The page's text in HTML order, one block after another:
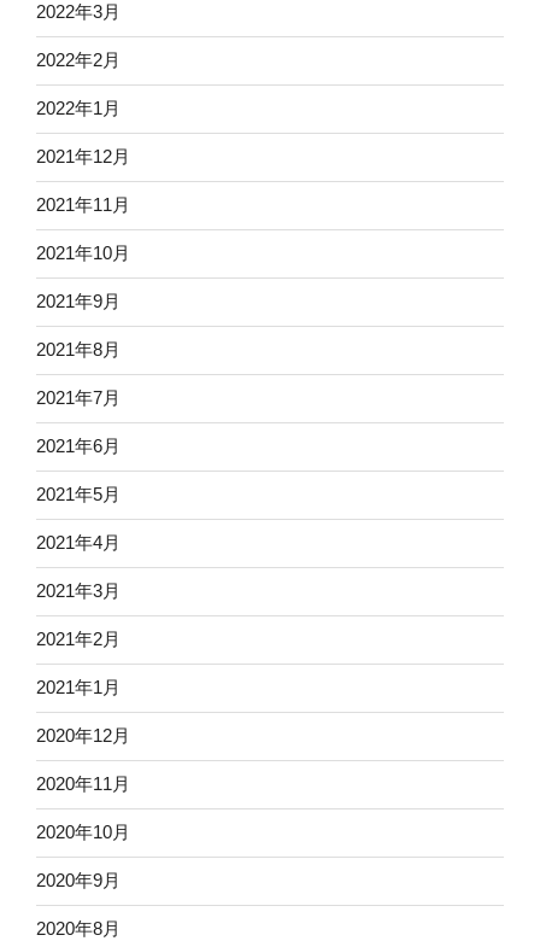
2022年3月
2022年2月
2022年1月
2021年12月
2021年11月
2021年10月
2021年9月
2021年8月
2021年7月
2021年6月
2021年5月
2021年4月
2021年3月
2021年2月
2021年1月
2020年12月
2020年11月
2020年10月
2020年9月
2020年8月